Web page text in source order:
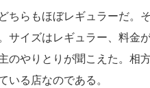
らもほぼレギュラーだ。そ
イズはレギュラー、料金が
のやりとりが聞こえた。相
る店なのである。